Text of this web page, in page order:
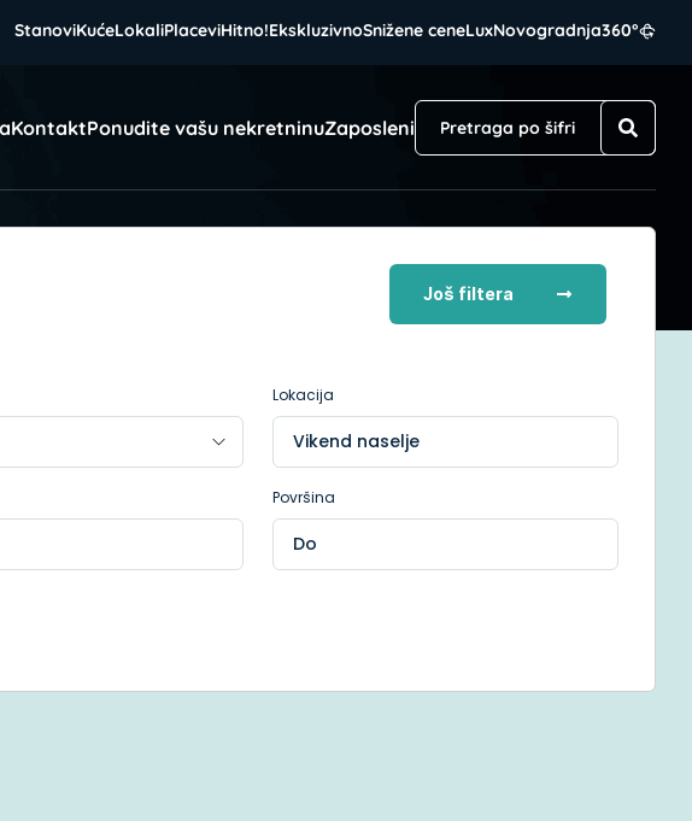
StanoviKućeLokaliPlaceviHitno!EkskluzivnoSnižene ceneLuxNovogradnja360°
KontaktPonudite vašu nekretninuZaposleni
Još filtera
Lokacija
Vikend naselje
Površina